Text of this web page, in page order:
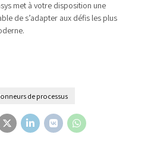
met à votre disposition une
de s’adapter aux défis les plus
de processus